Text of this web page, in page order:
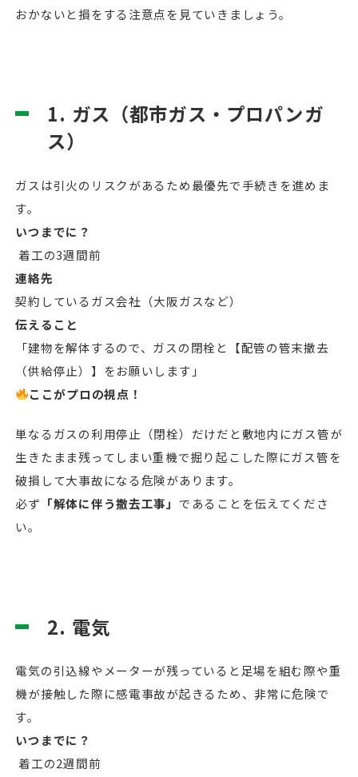
おかないと損をする注意点を見ていきましょう。
1. ガス（都市ガス・プロパンガ
ス）
ガスは引火のリスクがあるため最優先で手続きを進めま
す。
いつまでに？
着工の3週間前
連絡先
契約しているガス会社（大阪ガスなど）
伝えること
「建物を解体するので、ガスの閉栓と【配管の管末撤去
（供給停止）】をお願いします」
ここがプロの視点！
単なるガスの利用停止（閉栓）だけだと敷地内にガス管が
生きたまま残ってしまい重機で掘り起こした際にガス管を
破損して大事故になる危険があります。
必ず 「解体に伴う撤去工事」 であることを伝えてくださ
い。
2. 電気
電気の引込線やメーターが残っていると足場を組む際や重
機が接触した際に感電事故が起きるため、非常に危険で
す。
いつまでに？
着工の2週間前